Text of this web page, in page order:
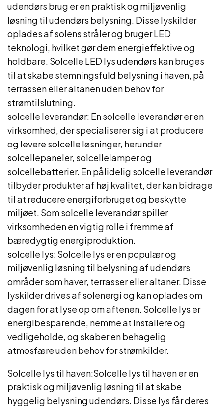
udendørs brug er en praktisk og miljøvenlig
løsning til udendørs belysning. Disse lyskilder
oplades af solens stråler og bruger LED
teknologi, hvilket gør dem energieffektive og
holdbare. Solcelle LED lys udendørs kan bruges
til at skabe stemningsfuld belysning i haven, på
terrassen eller altanen uden behov for
strømtilslutning.
solcelle leverandør: En solcelle leverandør er en
virksomhed, der specialiserer sig i at producere
og levere solcelle løsninger, herunder
solcellepaneler, solcellelamper og
solcellebatterier. En pålidelig solcelle leverandør
tilbyder produkter af høj kvalitet, der kan bidrage
til at reducere energiforbruget og beskytte
miljøet. Som solcelle leverandør spiller
virksomheden en vigtig rolle i fremme af
bæredygtig energiproduktion.
solcelle lys: Solcelle lys er en populær og
miljøvenlig løsning til belysning af udendørs
områder som haver, terrasser eller altaner. Disse
lyskilder drives af solenergi og kan oplades om
dagen for at lyse op om aftenen. Solcelle lys er
energibesparende, nemme at installere og
vedligeholde, og skaber en behagelig
atmosfære uden behov for strømkilder.
Solcelle lys til haven:Solcelle lys til haven er en
praktisk og miljøvenlig løsning til at skabe
hyggelig belysning udendørs. Disse lys får deres